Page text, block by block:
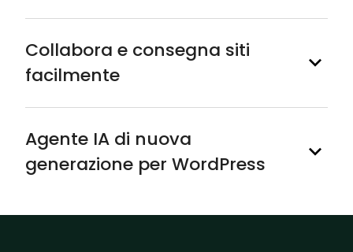
Collabora e consegna siti
facilmente
Agente IA di nuova
generazione per WordPress